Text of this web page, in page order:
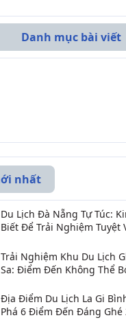
Danh mục bài viết
nhất
Du Lịch Đà Nẵng Tự Túc:
Biết Để Trải Nghiệm Tuyệt
Trải Nghiệm Khu Du Lịch
Sa: Điểm Đến Không Thể
Địa Điểm Du Lịch La Gi
Phá 6 Điểm Đến Đáng Ghé